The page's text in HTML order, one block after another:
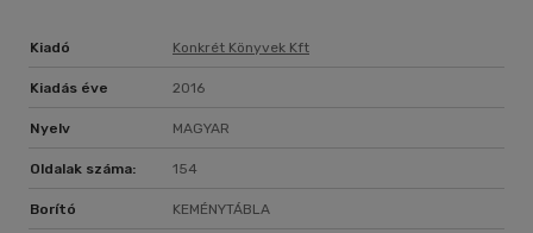
Kiadó Konkrét Könyvek Kft
Kiadás éve 2016
Nyelv MAGYAR
Oldalak száma: 154
Borító KEMÉNYTÁBLA